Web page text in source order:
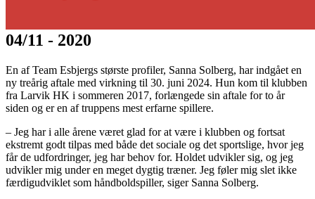
04/11 - 2020
En af Team Esbjergs største profiler, Sanna Solberg, har indgået en
ny treårig aftale med virkning til 30. juni 2024. Hun kom til klubben
fra Larvik HK i sommeren 2017, forlængede sin aftale for to år
siden og er en af truppens mest erfarne spillere.
– Jeg har i alle årene været glad for at være i klubben og fortsat
ekstremt godt tilpas med både det sociale og det sportslige, hvor jeg
får de udfordringer, jeg har behov for. Holdet udvikler sig, og jeg
udvikler mig under en meget dygtig træner. Jeg føler mig slet ikke
færdigudviklet som håndboldspiller, siger Sanna Solberg.